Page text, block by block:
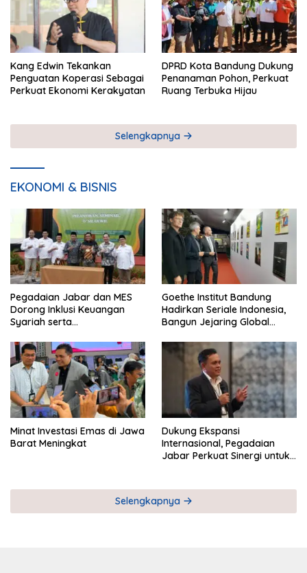
Kang Edwin Tekankan
Penguatan Koperasi Sebagai
Perkuat Ekonomi Kerakyatan
DPRD Kota Bandung Dukung
Penanaman Pohon, Perkuat
Ruang Terbuka Hijau
Selengkapnya
EKONOMI & BISNIS
Pegadaian Jabar dan MES
Dorong Inklusi Keuangan
Syariah serta
Goethe Institut Bandung
Hadirkan Seriale Indonesia,
Bangun Jejaring Global
Minat Investasi Emas di Jawa
Barat Meningkat
Dukung Ekspansi
Internasional, Pegadaian
Jabar Perkuat Sinergi untuk
Selengkapnya